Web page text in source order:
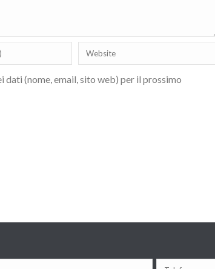
dati (nome, email, sito web) per il prossimo